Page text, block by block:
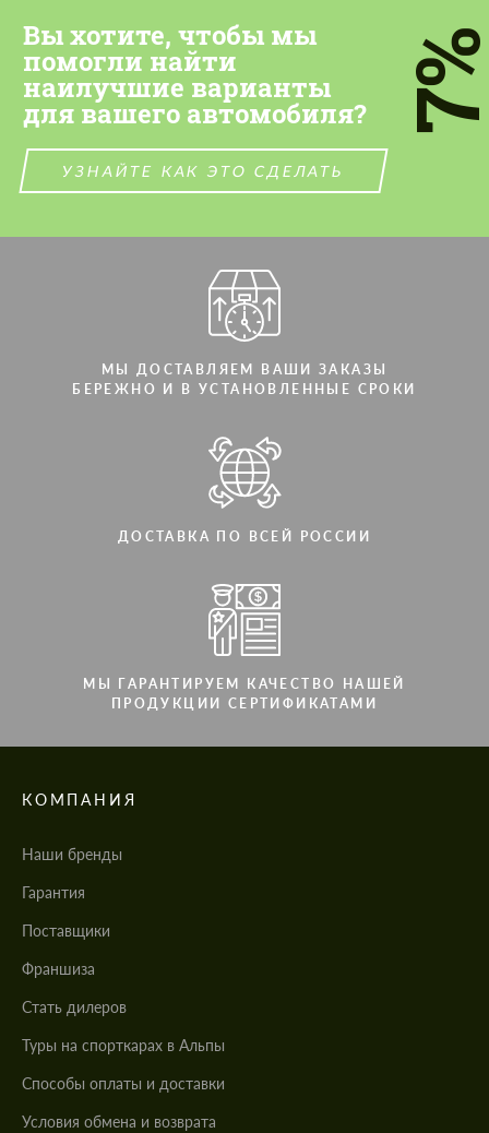
Вы хотите, чтобы мы
помогли найти
наилучшие варианты
для вашего автомобиля?
УЗНАЙТЕ КАК ЭТО СДЕЛАТЬ
МЫ ДОСТАВЛЯЕМ ВАШИ ЗАКАЗЫ
БЕРЕЖНО И В УСТАНОВЛЕННЫЕ СРОКИ
ДОСТАВКА ПО ВСЕЙ РОССИИ
МЫ ГАРАНТИРУЕМ КАЧЕСТВО НАШЕЙ
ПРОДУКЦИИ СЕРТИФИКАТАМИ
КОМПАНИЯ
Наши бренды
Гарантия
Поставщики
Франшиза
Стать дилеров
Туры на спорткарах в Альпы
Cпособы оплаты и доставки
Условия обмена и возврата
персональных данных
СВЯЖИТЕСЬ СО МНОЙ
Мы говорим на вашем языке
персональных данных
СВЯЖИТЕСЬ СО МНОЙ
Мы говорим на вашем языке